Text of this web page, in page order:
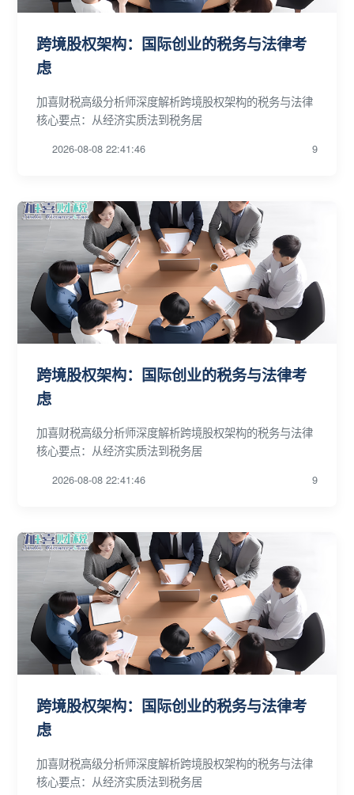
跨境股权架构：国际创业的税务与法律考
虑
加喜财税高级分析师深度解析跨境股权架构的税务与法律
核心要点：从经济实质法到税务居
2026-08-08 22:41:46 9
跨境股权架构：国际创业的税务与法律考
虑
加喜财税高级分析师深度解析跨境股权架构的税务与法律
核心要点：从经济实质法到税务居
2026-08-08 22:41:46 9
跨境股权架构：国际创业的税务与法律考
虑
加喜财税高级分析师深度解析跨境股权架构的税务与法律
核心要点：从经济实质法到税务居